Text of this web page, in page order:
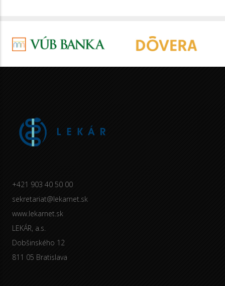
+421 903 40 50 00
sekretariat@lekarnet.sk
www.lekarnet.sk
LEKÁR, a.s.
Dobšinského 12
811 05 Bratislava